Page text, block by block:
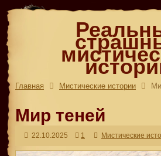
Главная Мистические истории
Мир теней
22.10.2025 1 Мистические